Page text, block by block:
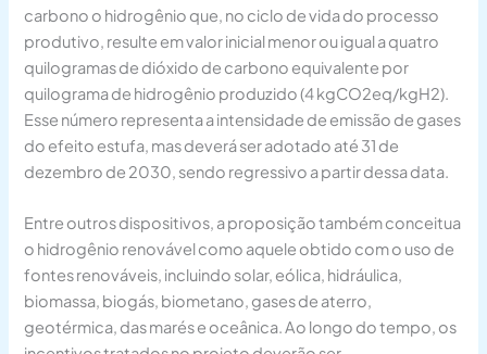
carbono o hidrogênio que, no ciclo de vida do processo
produtivo, resulte em valor inicial menor ou igual a quatro
quilogramas de dióxido de carbono equivalente por
quilograma de hidrogênio produzido (4 kgCO2eq/kgH2).
Esse número representa a intensidade de emissão de gases
do efeito estufa, mas deverá ser adotado até 31 de
dezembro de 2030, sendo regressivo a partir dessa data.
Entre outros dispositivos, a proposição também conceitua
o hidrogênio renovável como aquele obtido com o uso de
fontes renováveis, incluindo solar, eólica, hidráulica,
biomassa, biogás, biometano, gases de aterro,
geotérmica, das marés e oceânica. Ao longo do tempo, os